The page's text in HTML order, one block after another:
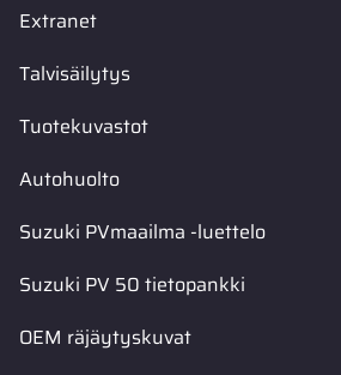
Extranet
Talvisäilytys
Tuotekuvastot
Autohuolto
Suzuki PVmaailma -luettelo
Suzuki PV 50 tietopankki
OEM räjäytyskuvat